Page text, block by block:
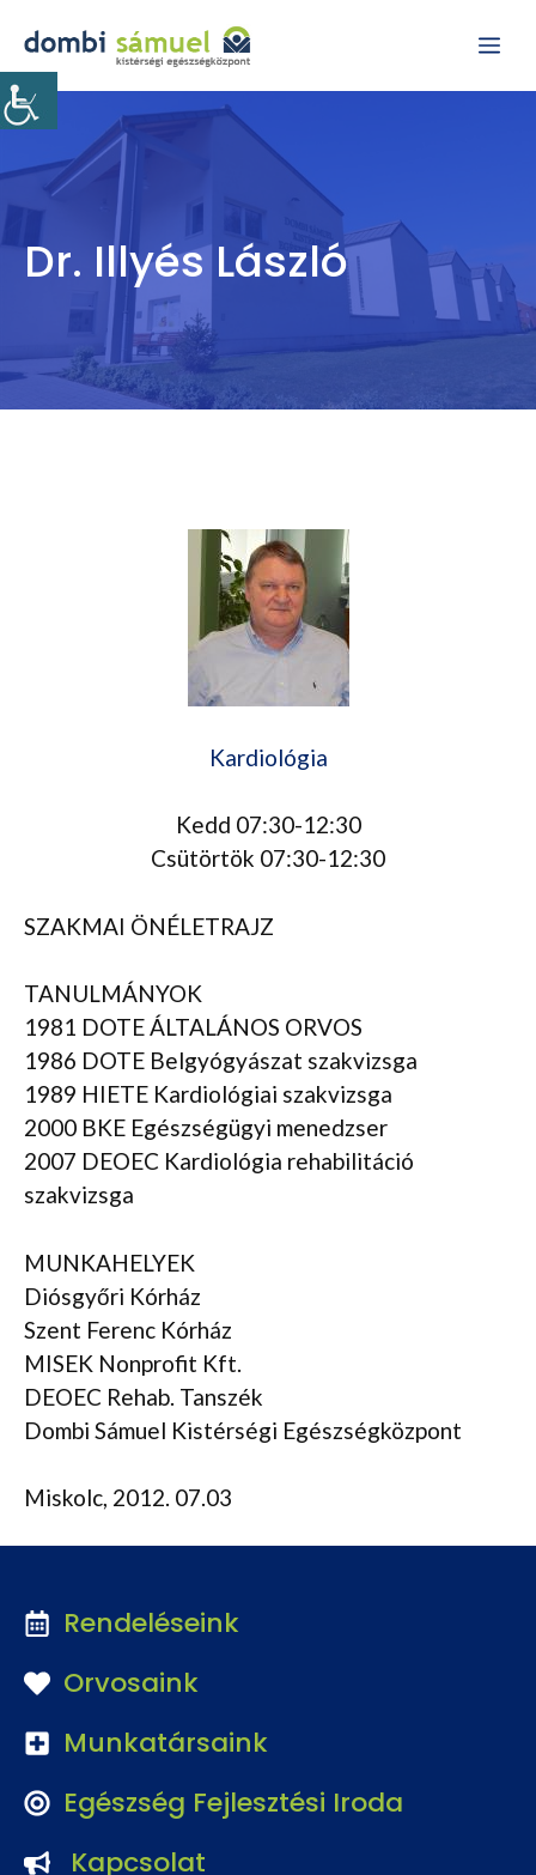
tartalomba
Dr. Illyés László
Kardiológia
Kedd 07:30-12:30
Csütörtök 07:30-12:30
SZAKMAI ÖNÉLETRAJZ
TANULMÁNYOK
1981 DOTE ÁLTALÁNOS ORVOS
1986 DOTE Belgyógyászat szakvizsga
1989 HIETE Kardiológiai szakvizsga
2000 BKE Egészségügyi menedzser
2007 DEOEC Kardiológia rehabilitáció
szakvizsga
MUNKAHELYEK
Diósgyőri Kórház
Szent Ferenc Kórház
MISEK Nonprofit Kft.
DEOEC Rehab. Tanszék
Dombi Sámuel Kistérségi Egészségközpont
Miskolc, 2012. 07.03
Rendeléseink
Orvosaink
Munkatársaink
Egészség Fejlesztési Iroda
Kapcsolat